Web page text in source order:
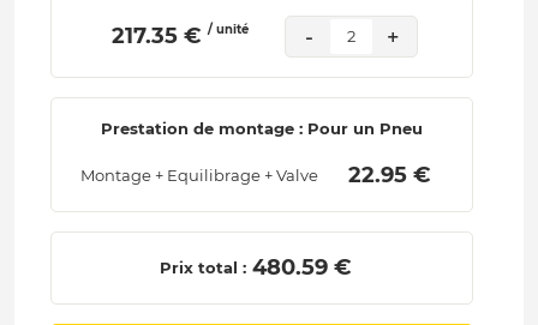
217.35 € / unité - 2 +
Prestation de montage : Pour un Pneu
Montage + Equilibrage + Valve 22.95 €
Prix total : 480.59 €